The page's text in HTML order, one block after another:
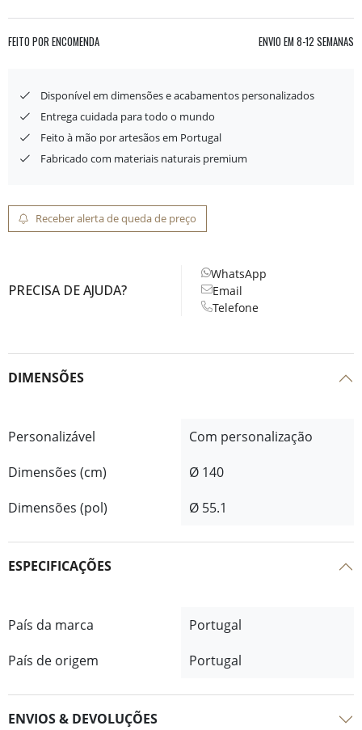
FEITO POR ENCOMENDA ENVIO EM 8-12 SEMANAS
Disponível em dimensões e acabamentos personalizados
Entrega cuidada para todo o mundo
Feito à mão por artesãos em Portugal
Fabricado com materiais naturais premium
Receber alerta de queda de preço
PRECISA DE AJUDA?
WhatsApp
Email
Telefone
DIMENSÕES
Personalizável
Com personalização
Dimensões (cm)
Ø 140
Dimensões (pol)
Ø 55.1
ESPECIFICAÇÕES
País da marca
Portugal
País de origem
Portugal
ENVIOS & DEVOLUÇÕES